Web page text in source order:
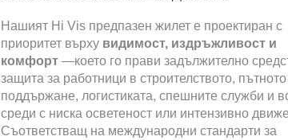
Нашият Hi Vis предпазен жилет е проектиран с
приоритет върху видимост, издръжливост и
комфорт —което го прави задължително
защита за работници в строителството, пътното
поддържане, логистиката, спешните служби и
среди с ниска осветеност или интензивно
Съответстващ на международни стандарти за